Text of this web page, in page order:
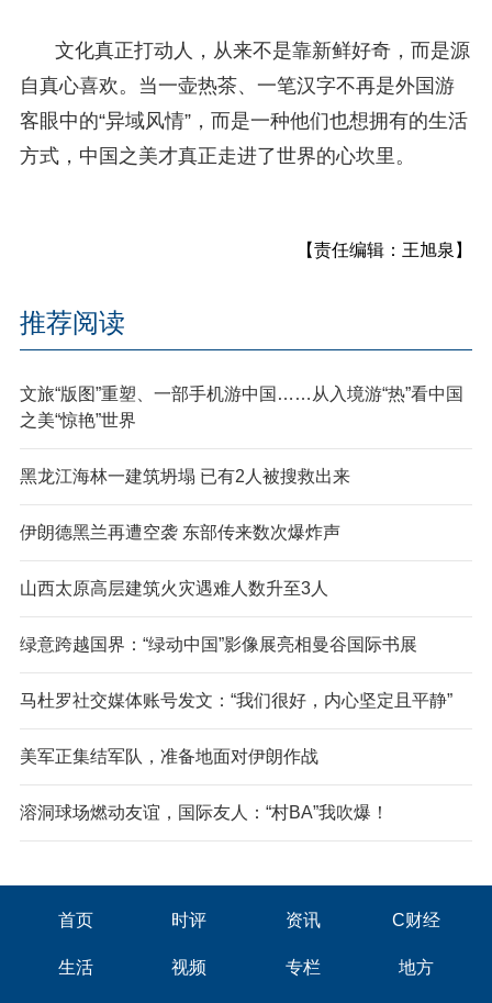
文化真正打动人，从来不是靠新鲜好奇，而是源
自真心喜欢。当一壶热茶、一笔汉字不再是外国游
客眼中的“异域风情”，而是一种他们也想拥有的生活
方式，中国之美才真正走进了世界的心坎里。
【责任编辑：王旭泉】
推荐阅读
文旅“版图”重塑、一部手机游中国……从入境游“热”看中国
之美“惊艳”世界
黑龙江海林一建筑坍塌 已有2人被搜救出来
伊朗德黑兰再遭空袭 东部传来数次爆炸声
山西太原高层建筑火灾遇难人数升至3人
绿意跨越国界：“绿动中国”影像展亮相曼谷国际书展
马杜罗社交媒体账号发文：“我们很好，内心坚定且平静”
美军正集结军队，准备地面对伊朗作战
溶洞球场燃动友谊，国际友人：“村BA”我吹爆！
首页 时评 资讯 C财经
生活 视频 专栏 地方